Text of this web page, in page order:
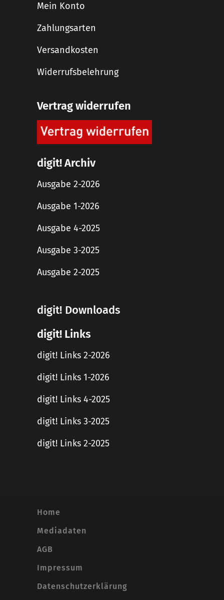
Mein Konto
Zahlungsarten
Versandkosten
Widerrufsbelehrung
Vertrag widerrufen
digit! Archiv
Ausgabe 2-2026
Ausgabe 1-2026
Ausgabe 4-2025
Ausgabe 3-2025
Ausgabe 2-2025
digit! Downloads
digit! Links
digit! Links 2-2026
digit! Links 1-2026
digit! Links 4-2025
digit! Links 3-2025
digit! Links 2-2025
Home
Mediadaten
AGB
Impressum
Datenschutzerklärung